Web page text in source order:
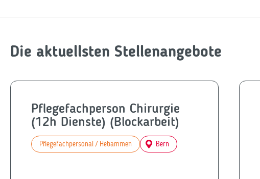
Die aktuellsten Stellenangebote
Pflegefachperson Chirurgie
(12h Dienste) (Blockarbeit)
Pflegefachpersonal / Hebammen Bern